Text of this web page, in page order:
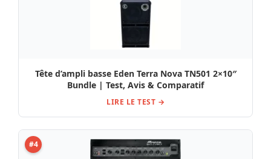
Tête d’ampli basse Eden Terra Nova TN501 2×10″
Bundle | Test, Avis & Comparatif
LIRE LE TEST →
#4